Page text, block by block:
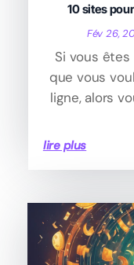
10 sites
Fév 26,
Si vous
que vous
ligne, alors
lire plus